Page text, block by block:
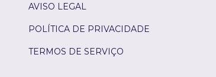
AVISO LEGAL
POLÍTICA DE PRIVACIDADE
TERMOS DE SERVIÇO